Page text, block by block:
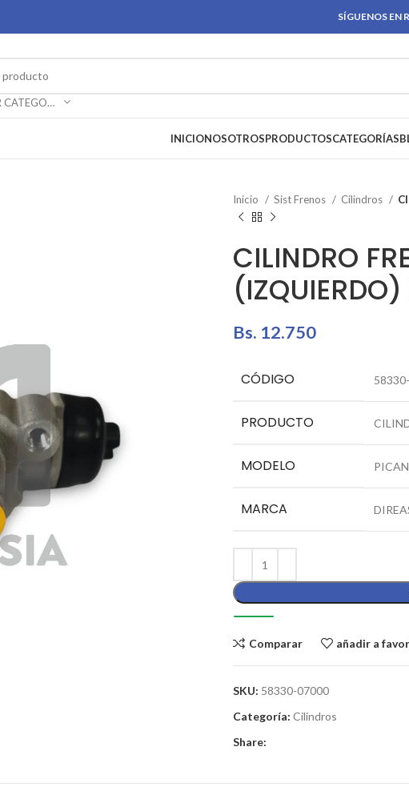
SÍGUENOS EN
SELECCIONAR CATEGORÍA
INICIONOSOTROSPRODUCTOSCATEGORÍAS
Inicio Sist Frenos Cilindros
CILINDRO
Bs. 12.750
CÓDIGO
PRODUCTO
MODELO
MARCA
Comparar añadir a
SKU: 58330-07000
Categoría: Cilindros
Share: